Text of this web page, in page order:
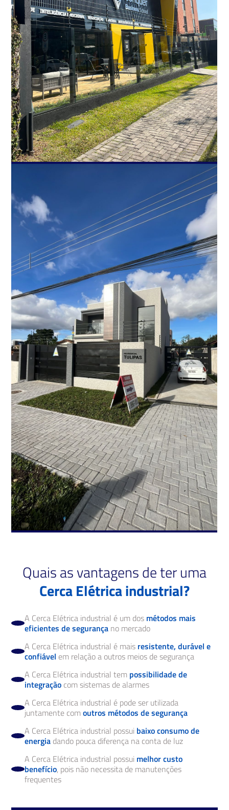
Quais as vantagens de ter uma
Cerca Elétrica industrial?
A Cerca Elétrica industrial é um dos métodos mais
eficientes de segurança no mercado
A Cerca Elétrica industrial é mais resistente, durável e
confiável em relação a outros meios de segurança
A Cerca Elétrica industrial tem possibilidade de
integração com sistemas de alarmes
A Cerca Elétrica industrial é pode ser utilizada
juntamente comoutros métodos de segurança
A Cerca Elétrica industrial possui baixo consumo de
energia dando pouca diferença na conta de luz
A Cerca Elétrica industrial possui melhor custo
benefício, pois não necessita de manutenções
frequentes